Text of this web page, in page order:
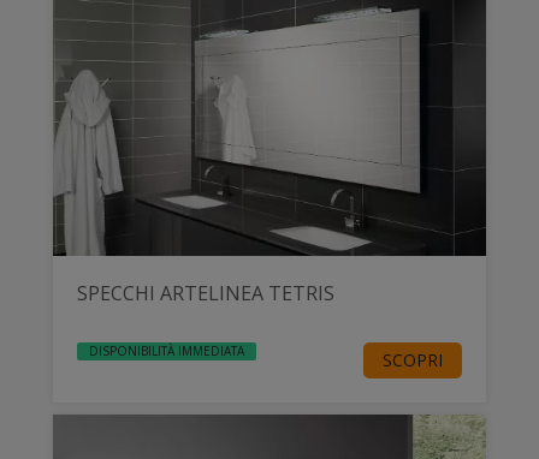
SPECCHI ARTELINEA TETRIS
DISPONIBILITÀ IMMEDIATA SCOPRI